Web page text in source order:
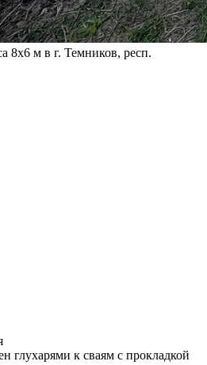
8х6 м в г. Темников, респ.
глухарями к сваям с прокладкой